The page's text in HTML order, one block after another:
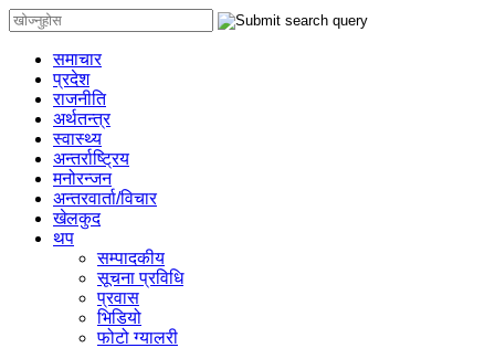
समाचार
प्रदेश
राजनीति
अर्थतन्त्र
स्वास्थ्य
अन्तर्राष्ट्रिय
मनोरन्जन
अन्तरवार्ता/विचार
खेलकुद
थप
सम्पादकीय
सूचना प्रविधि
प्रवास
भिडियो
फोटो ग्यालरी